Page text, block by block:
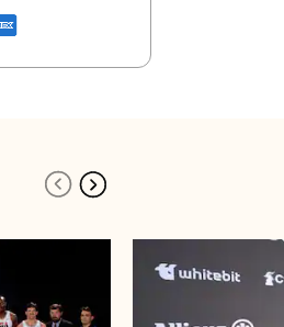
di Sky Sport